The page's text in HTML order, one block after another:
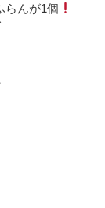
らんが1個